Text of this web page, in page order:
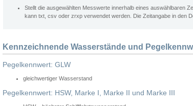
Stellt die ausgewählten Messwerte innerhalb eines auswählbaren
kann txt, csv oder zrxp verwendet werden. Die Zeitangabe in den
Kennzeichnende Wasserstände und
Pegelkennwert: GLW
gleichwertiger Wasserstand
Pegelkennwert: HSW, Marke I, Marke II und Marke III